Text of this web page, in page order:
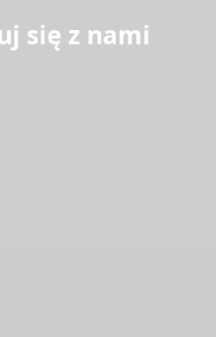
się z nami